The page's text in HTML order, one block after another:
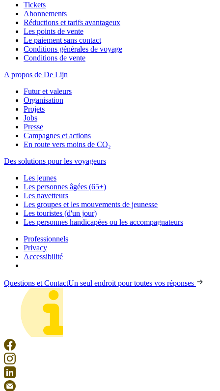
Tickets
Abonnements
Réductions et tarifs avantageux
Les points de vente
Le paiement sans contact
Conditions générales de voyage
Conditions de vente
A propos de De Lijn
Futur et valeurs
Organisation
Projets
Jobs
Presse
Campagnes et actions
En route vers moins de CO₂
Des solutions pour les voyageurs
Les jeunes
Les personnes âgées (65+)
Les navetteurs
Les groupes et les mouvements de jeunesse
Les touristes (d'un jour)
Les personnes handicapées ou les accompagnateurs
Professionnels
Privacy
Accessibilité
Questions et ContactUn seul endroit pour toutes vos réponses